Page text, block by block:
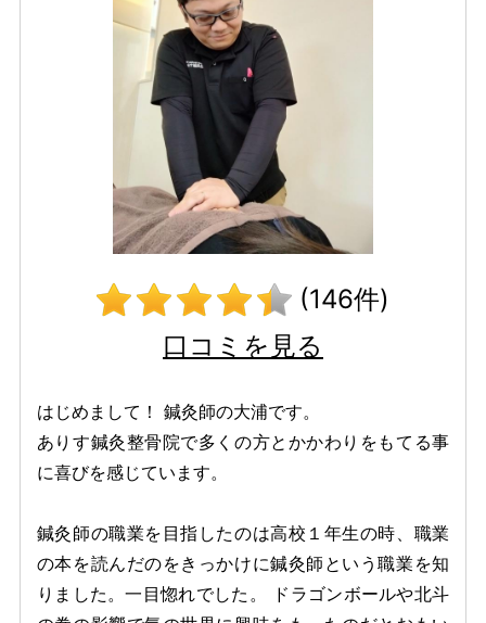
(146件)
口コミを見る
はじめまして！ 鍼灸師の大浦です。
ありす鍼灸整骨院で多くの方とかかわりをもてる事
に喜びを感じています。
鍼灸師の職業を目指したのは高校１年生の時、職業
の本を読んだのをきっかけに鍼灸師という職業を知
りました。一目惚れでした。 ドラゴンボールや北斗